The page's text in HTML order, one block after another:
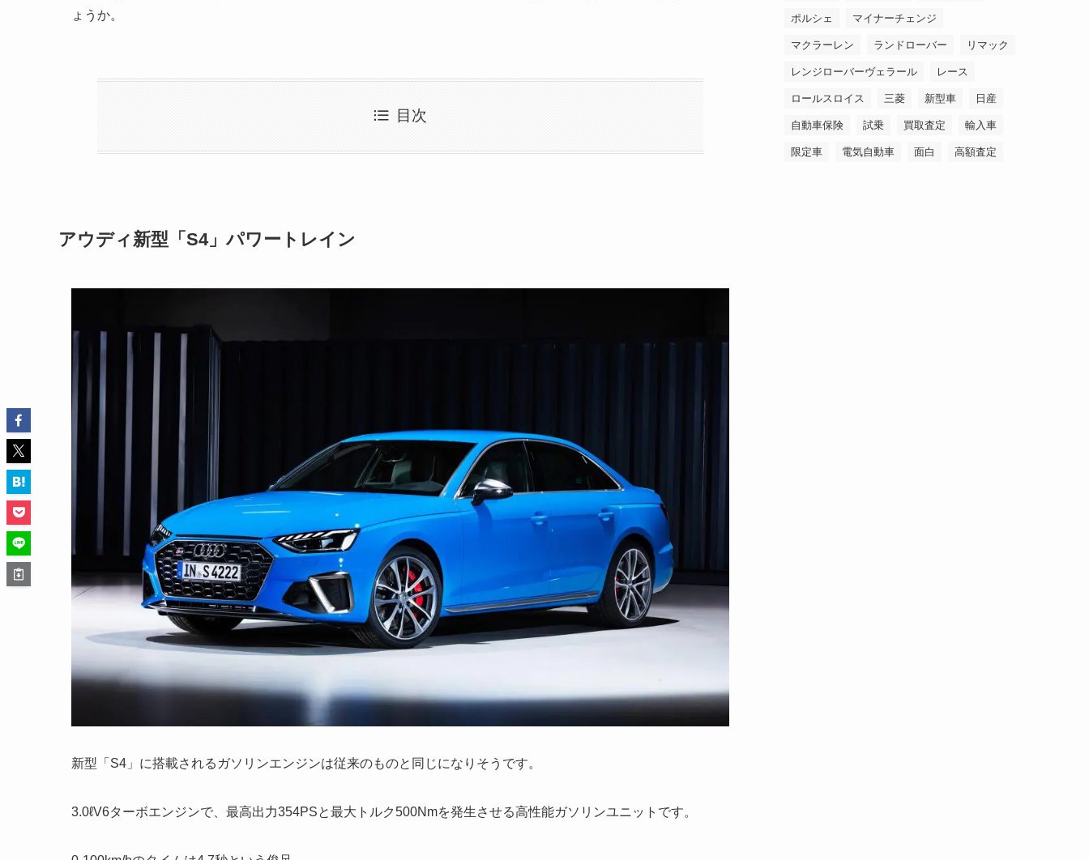
ょうか。
目次
アウディ新型「S4」パワートレイン
新型「S4」に搭載されるガソリンエンジンは従来のものと同じになりそうです。
3.0ℓV6ターボエンジンで、最高出力354PSと最大トルク500Nmを発生させる高性能ガソリンユニットです。
ポルシェ マイナーチェンジ
マクラーレン ランドローバー リマック
レンジローバーヴェラール レース
ロールスロイス 三菱 新型車 日産
自動車保険 試乗 買取査定 輸入車
限定車 電気自動車 面白 高額査定